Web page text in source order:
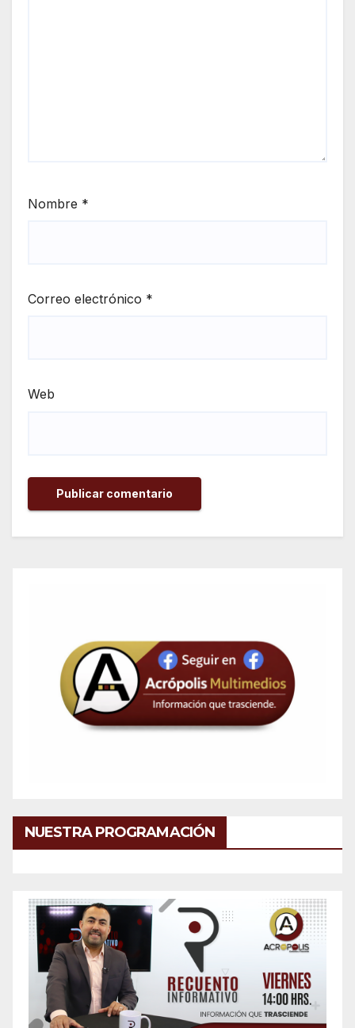
Nombre *
Correo electrónico *
Web
NUESTRA PROGRAMACIÓN